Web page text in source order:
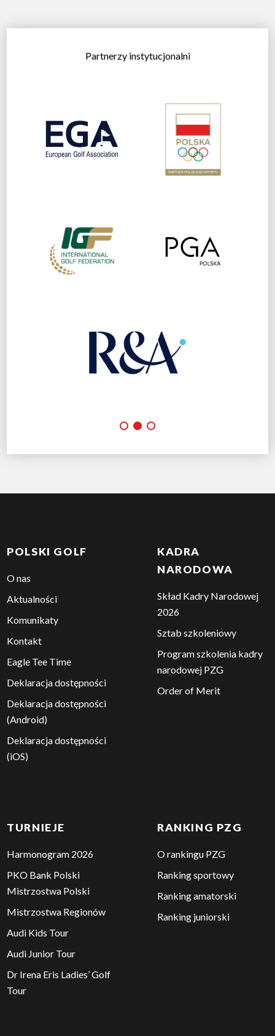
Partnerzy instytucjonalni
POLSKI GOLF
O nas
Aktualności
Komunikaty
Kontakt
Eagle Tee Time
Deklaracja dostępności
Deklaracja dostępności
(Android)
Deklaracja dostępności
(iOS)
KADRA
NARODOWA
Skład Kadry Narodowej
2026
Sztab szkoleniowy
Program szkolenia kadry
narodowej PZG
Order of Merit
TURNIEJE
Harmonogram 2026
PKO Bank Polski
Mistrzostwa Polski
Mistrzostwa Regionów
Audi Kids Tour
Audi Junior Tour
Dr Irena Eris Ladies’ Golf
Tour
RANKING PZG
O rankingu PZG
Ranking sportowy
Ranking amatorski
Ranking juniorski